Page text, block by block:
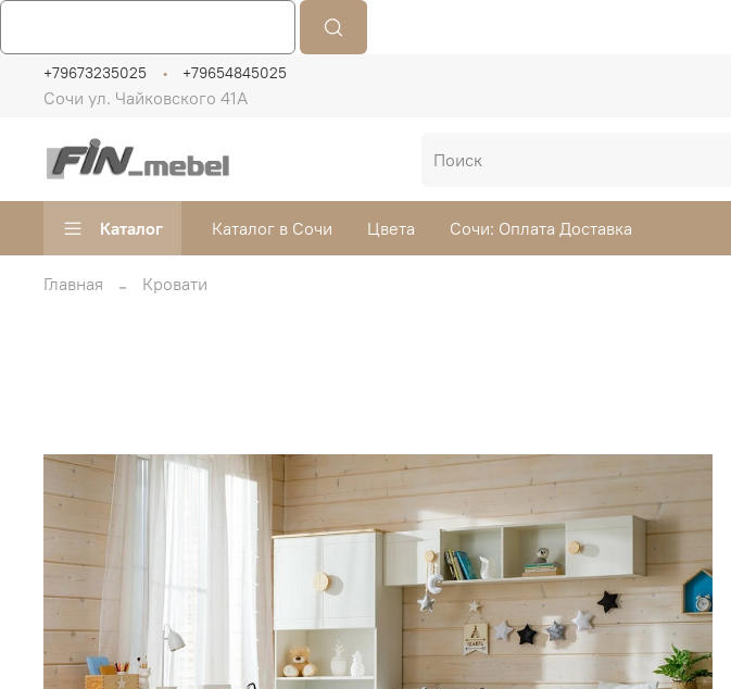
Сочи ул. Чайковского 41А
+79673235025 +79654845025
Каталог Каталог в Сочи Цвета Сочи: Оплата Доставка
Главная Кровати